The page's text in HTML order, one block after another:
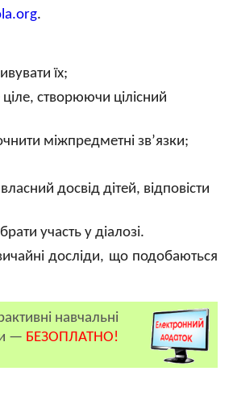
.
їх;
створюючи цілісний
міжпредметні зв’язки;
досвід дітей, відповісти
участь у діалозі.
досліди, що подобаються
навчальні
— БЕЗОПЛАТНО!